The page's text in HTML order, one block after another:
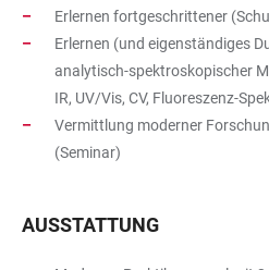
Erlernen fortgeschrittener
Erlernen (und eigenständiges
analytisch-spektroskopischer
IR, UV/Vis, CV, Fluoreszenz-
Vermittlung moderner
(Seminar)
AUSSTATTUNG